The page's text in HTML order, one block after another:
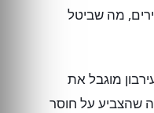
מה שביטל
מוגבל את
שהצביע על חוסר